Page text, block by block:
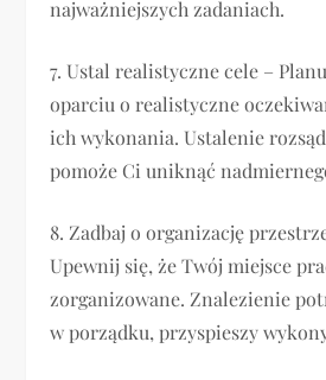
najważniejszych zadaniach.
7. Ustal realistyczne cele –
oparciu o realistyczne
ich wykonania. Ustalenie
pomoże Ci uniknąć
8. Zadbaj o organizację
Upewnij się, że Twój miejsce
zorganizowane. Znalezienie
w porządku, przyspieszy